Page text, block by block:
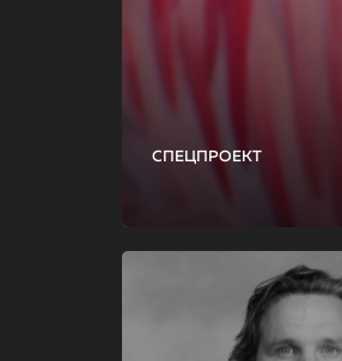
СПЕЦПРОЕКТ